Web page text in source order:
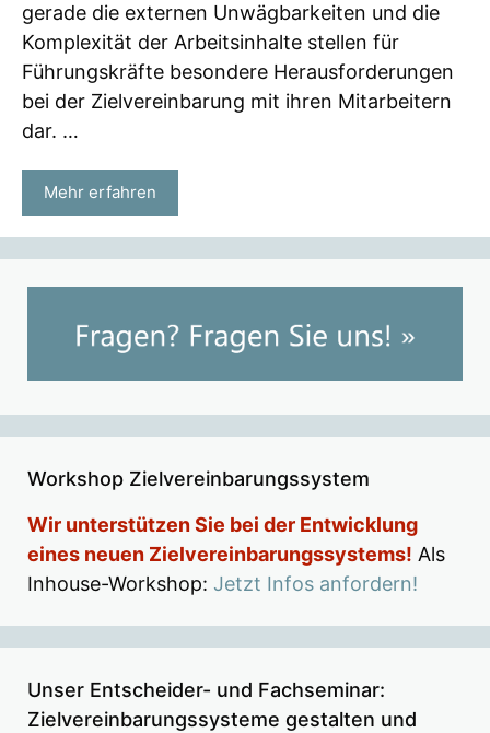
gerade die externen Unwägbarkeiten und die
Komplexität der Arbeitsinhalte stellen für
Führungskräfte besondere Herausforderungen
bei der Zielvereinbarung mit ihren Mitarbeitern
dar. …
Mehr erfahren
Workshop Zielvereinbarungssystem
Wir unterstützen Sie bei der Entwicklung
eines neuen Zielvereinbarungssystems! Als
Inhouse-Workshop: Jetzt Infos anfordern!
Unser Entscheider- und Fachseminar:
Zielvereinbarungssysteme gestalten und